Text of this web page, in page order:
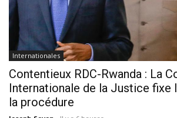
Internationales
Contentieux RDC-Rwanda : La
Internationale de la Justice fixe
la procédure